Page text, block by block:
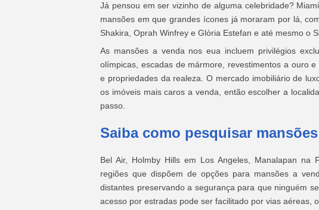
Já pensou em ser vizinho de alguma celebridade?
mansões em que grandes ícones já moraram por lá,
Shakira, Oprah Winfrey e Glória Estefan e até mesmo o
As mansões a venda nos eua incluem privilégios
olímpicas, escadas de mármore, revestimentos a ouro
e propriedades da realeza. O mercado imobiliário de
os imóveis mais caros a venda, então escolher a
passo.
Saiba como pesquisar
Bel Air, Holmby Hills em Los Angeles, Manalapan na
regiões que dispõem de opções para mansões a
distantes preservando a segurança para que ninguém
acesso por estradas pode ser facilitado por vias aéreas,